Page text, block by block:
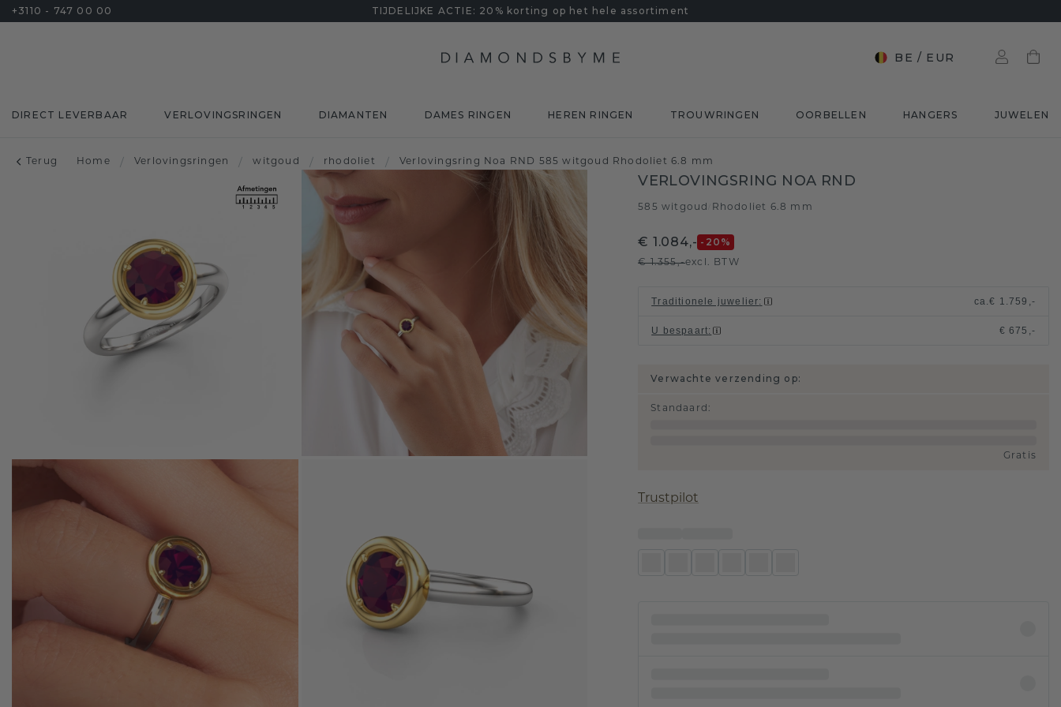
+3110 - 747 00 00 TIJDELIJKE ACTIE: 20% korting op het hele assortiment
BE / EUR
DIRECT LEVERBAAR VERLOVINGSRINGEN DIAMANTEN DAMES RINGEN HEREN RINGEN TROUWRINGEN OORBELLEN HANGERS JUWELEN
Terug Home / Verlovingsringen / witgoud / rhodoliet / Verlovingsring Noa RND 585 witgoud Rhodoliet 6.8 mm
VERLOVINGSRING NOA RND
585 witgoud Rhodoliet 6.8 mm
€ 1.084,- -20 %
€ 1.355,-excl. BTW
Traditionele juwelier: ca.€ 1.759,-
U bespaart: € 675,-
Verwachte verzending op:
Standaard :
Gratis
Trustpilot